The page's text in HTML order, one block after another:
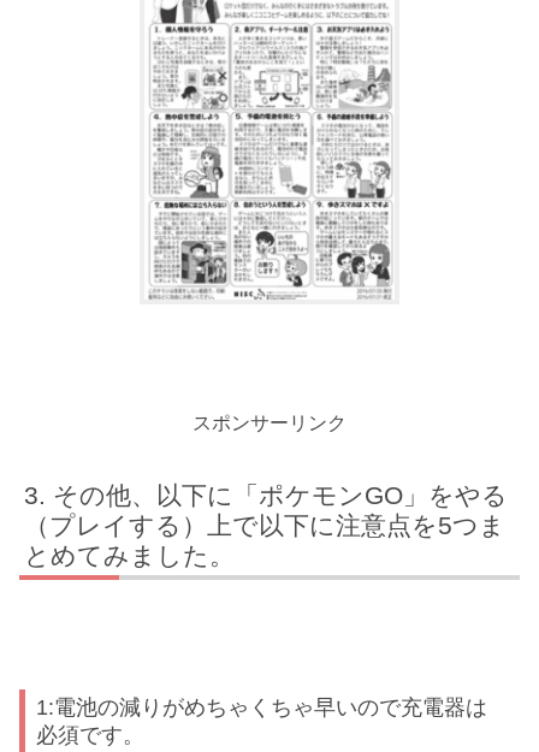
スポンサーリンク
その他、以下に「ポケモンGO」をやる
（プレイする）上で以下に注意点を5つま
とめてみました。
1:電池の減りがめちゃくちゃ早いので充電器は
必須です。